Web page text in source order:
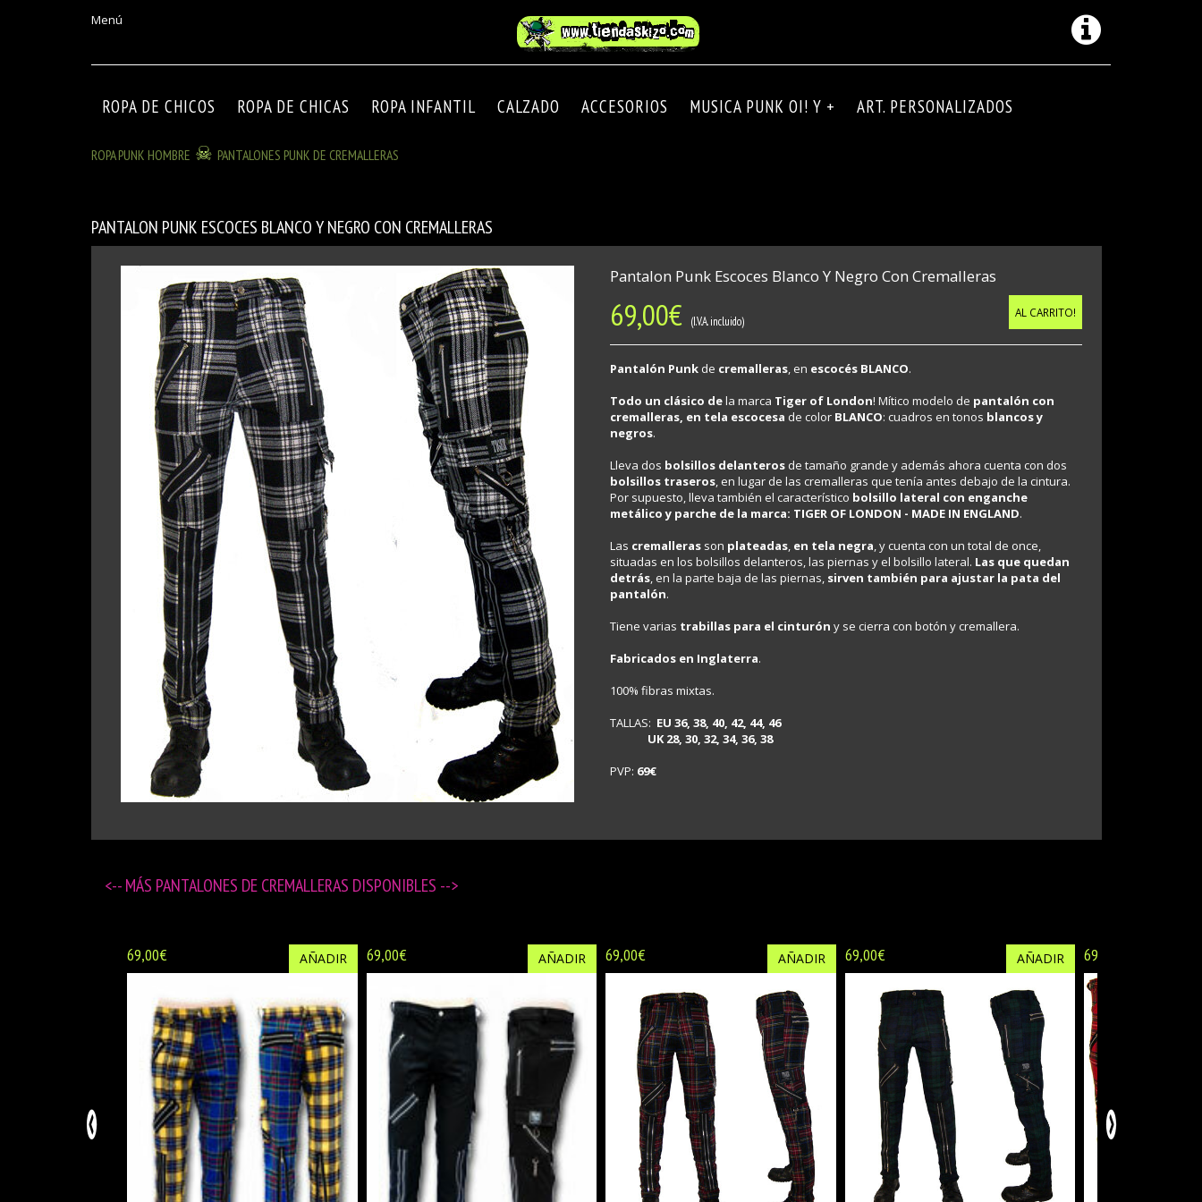
Menú
ROPA DE CHICOS ROPA DE CHICAS ROPA INFANTIL CALZADO ACCESORIOS MUSICA PUNK OI! Y + ART. PERSONALIZADOS
ROPA PUNK HOMBRE PANTALONES PUNK DE CREMALLERAS
PANTALON PUNK ESCOCES BLANCO Y NEGRO CON CREMALLERAS
Pantalon Punk Escoces Blanco Y Negro Con Cremalleras
69,00€ (I.V.A. incluido)
AL CARRITO!
Pantalón Punk de cremalleras, en escocés BLANCO.
Todo un clásico dela marca Tiger of London! Mítico modelo de pantalón con
cremalleras, en tela escocesa de color BLANCO: cuadros en tonos blancos y
negros.
Lleva dos bolsillos delanteros de tamaño grande y además ahora cuenta con dos
bolsillos traseros, en lugar de las cremalleras que tenía antes debajo de la cintura.
Por supuesto, lleva también el característico bolsillo lateral con enganche
metálico y parche de la marca: TIGER OF LONDON - MADE IN ENGLAND.
Las cremalleras son plateadas, en tela negra, y cuenta con un total de once,
situadas en los bolsillos delanteros, las piernas y el bolsillo lateral. Las que quedan
detrás, en la parte baja de las piernas, sirven también para ajustar la pata del
pantalón.
Tiene varias trabillas para el cinturón y se cierra con botón y cremallera.
Fabricados en Inglaterra.
100% fibras mixtas.
TALLAS: EU 36, 38, 40, 42, 44, 46
UK 28, 30, 32, 34, 36, 38
PVP: 69€
<-- MÁS PANTALONES DE CREMALLERAS DISPONIBLES -->
69,00€ AÑADIR 69,00€ AÑADIR 69,00€ AÑADIR 69,00€ AÑADIR 69,00€